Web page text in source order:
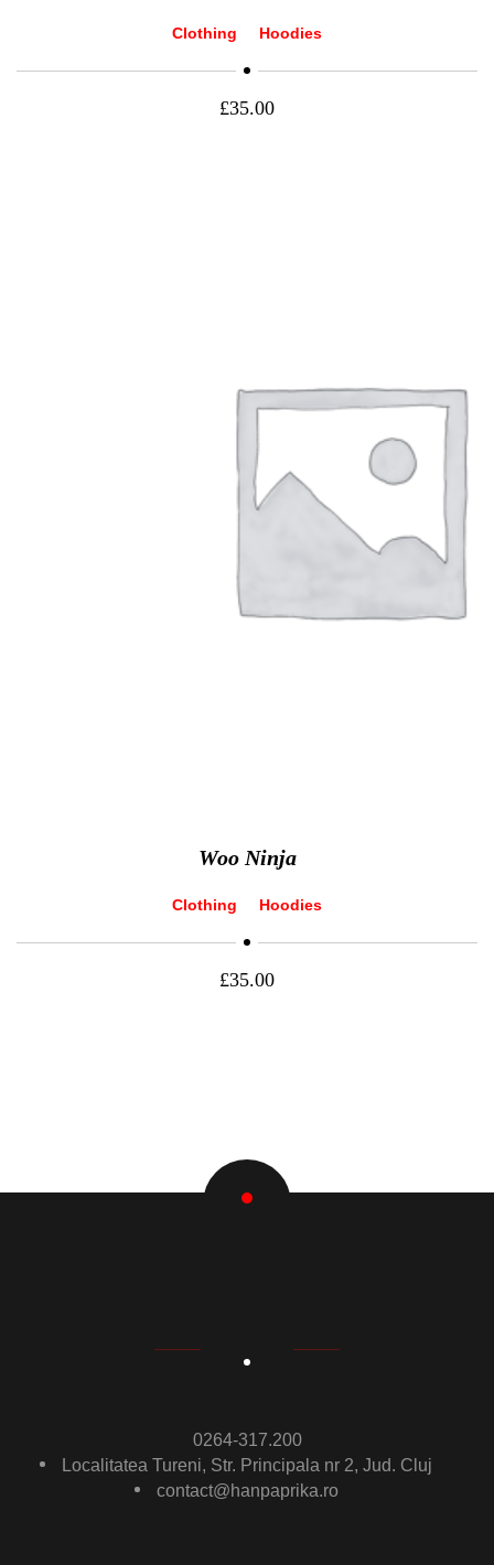
Clothing Hoodies
£35.00
Woo Ninja
Clothing Hoodies
£35.00
0264-317.200
Localitatea Tureni, Str. Principala nr 2, Jud. Cluj
contact@hanpaprika.ro